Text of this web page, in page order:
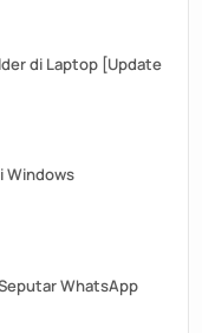
di Laptop [Update
Windows
WhatsApp